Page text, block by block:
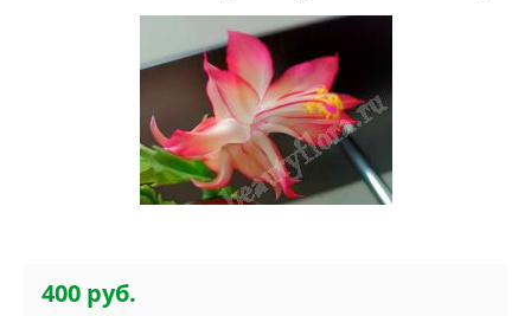
400 руб.